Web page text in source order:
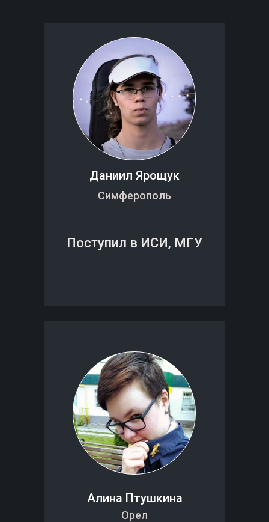
Поступил в ИСИ, МГУ
Даниил Ярощук
Алина Птушкина
Симферополь
Орел